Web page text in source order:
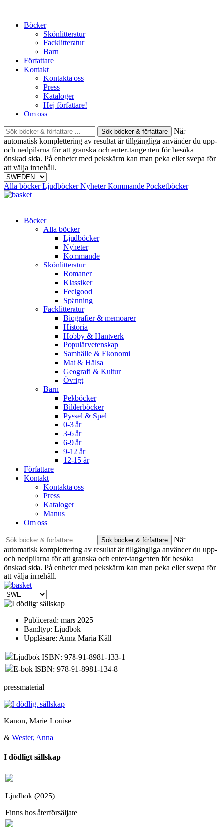
contentBöcker
Skönlitteratur
Facklitteratur
Barn
Författare
Kontakt
Kontakta oss
Press
Kataloger
Hej författare!
Om oss
Sök
böcker
&
författare
efter:
När
automatisk komplettering av resultat är tillgängliga använder du upp-
och nedpilarna för att granska och enter-tangenten för besöka
önskad sida. På enheter med pekskärm kan man peka eller svepa för
att välja innehåll.
Alla böckerLjudböckerNyheterKommande Pocketböcker
Böcker
Alla böcker
Ljudböcker
Nyheter
Kommande
Skönlitteratur
Romaner
Klassiker
Feelgood
Spänning
Facklitteratur
Biografier & memoarer
Historia
Hobby & Hantverk
Populärvetenskap
Samhälle & Ekonomi
Mat & Hälsa
Geografi & Kultur
Övrigt
Barn
Pekböcker
Bilderböcker
Pyssel & Spel
0-3 år
3-6 år
6-9 år
9-12 år
12-15 år
Författare
Kontakt
Kontakta oss
Press
Kataloger
Manus
Om oss
Sök
böcker
&
författare
efter:
När
automatisk komplettering av resultat är tillgängliga använder du upp-
och nedpilarna för att granska och enter-tangenten för besöka
önskad sida. På enheter med pekskärm kan man peka eller svepa för
att välja innehåll.
Publicerad: mars 2025
Bandtyp: Ljudbok
Uppläsare: Anna Maria Käll
Ljudbok ISBN: 978-91-8981-133-1
E-bok ISBN: 978-91-8981-134-8
pressmaterial
Kanon, Marie-Louise
& Wester, Anna
I dödligt sällskap
Ljudbok (2025)
Finns hos återförsäljare